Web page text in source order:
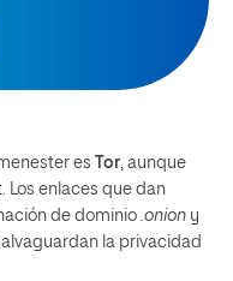
es Tor , aunque
Los enlaces que dan
de dominio .onion y
la privacidad